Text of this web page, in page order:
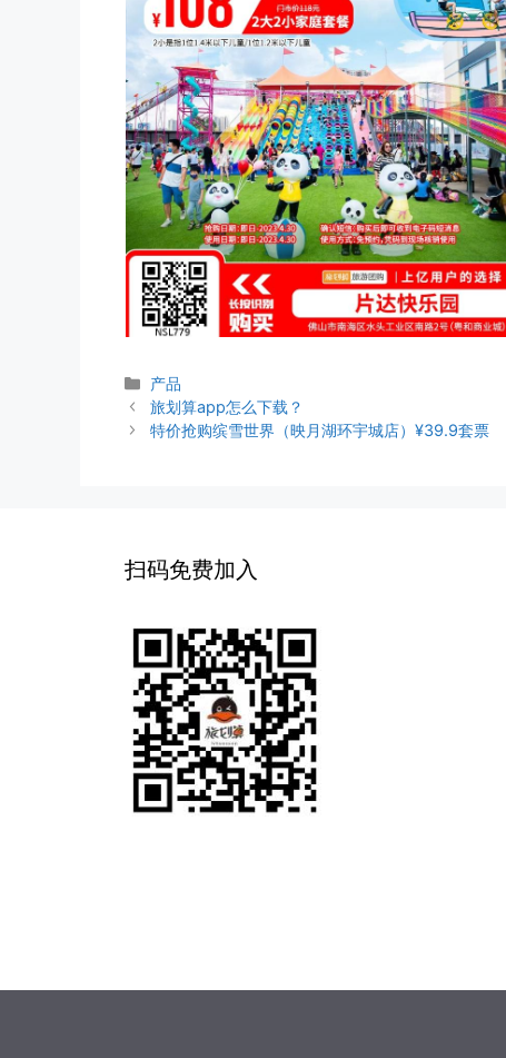
分
类
产品
旅划算app怎么下载？
特价抢购缤雪世界（映月湖环宇城店）¥39.9套票
扫码免费加入